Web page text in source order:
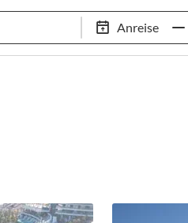
Anreise
97,8% Weiterempfehlungsrate